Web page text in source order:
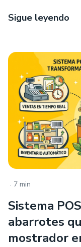
Sigue leyendo
. 7 min
Sistema
abarrotes
mostrador